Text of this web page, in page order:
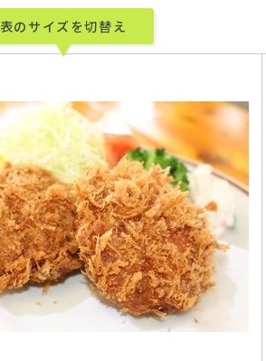
表のサイズを切替え